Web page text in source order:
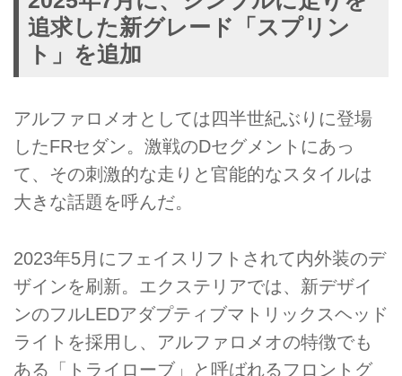
追求した新グレード「スプリン
ト」を追加
アルファロメオとしては四半世紀ぶりに登場
したFRセダン。激戦のDセグメントにあっ
て、その刺激的な走りと官能的なスタイルは
大きな話題を呼んだ。
2023年5月にフェイスリフトされて内外装のデ
ザインを刷新。エクステリアでは、新デザイ
ンのフルLEDアダプティブマトリックスヘッド
ライトを採用し、アルファロメオの特徴でも
ある「トライローブ」と呼ばれるフロントグ